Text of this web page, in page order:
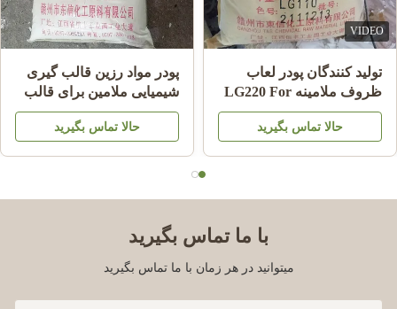
VIDEO
تولید کنندگان پودر لعاب
ظروف ملامینه LG220 For
Shining Plate Melamine
حالا تماس بگیرید
پودر مواد رزین قالب گیری
شیمیایی ملامین برای قالب
گیری ظروف ملامینه A5
حالا تماس بگیرید
با ما تماس بگیرید
میتوانید در هر زمان با ما تماس بگیرید